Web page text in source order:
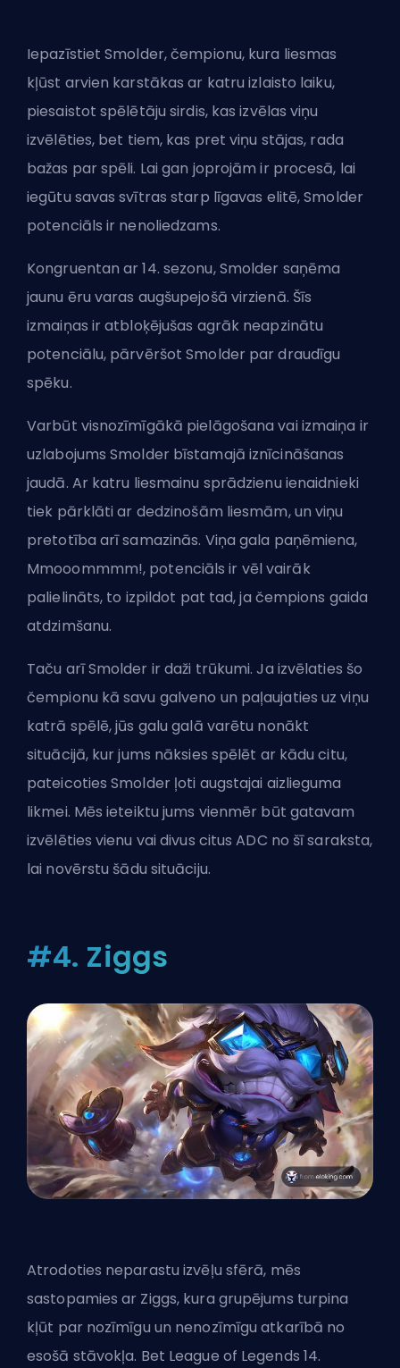
Iepazīstiet Smolder, čempionu, kura liesmas
kļūst arvien karstākas ar katru izlaisto laiku,
piesaistot spēlētāju sirdis, kas izvēlas viņu
izvēlēties, bet tiem, kas pret viņu stājas, rada
bažas par spēli. Lai gan joprojām ir procesā, lai
iegūtu savas svītras starp līgavas elitē, Smolder
potenciāls ir nenoliedzams.
Kongruentan ar 14. sezonu, Smolder saņēma
jaunu ēru varas augšupejošā virzienā. Šīs
izmaiņas ir atbloķējušas agrāk neapzinātu
potenciālu, pārvēršot Smolder par draudīgu
spēku.
Varbūt visnozīmīgākā pielāgošana vai izmaiņa ir
uzlabojums Smolder bīstamajā iznīcināšanas
jaudā. Ar katru liesmainu sprādzienu ienaidnieki
tiek pārklāti ar dedzinošām liesmām, un viņu
pretotība arī samazinās. Viņa gala paņēmiena,
Mmooommmm!, potenciāls ir vēl vairāk
palielināts, to izpildot pat tad, ja čempions gaida
atdzimšanu.
Taču arī Smolder ir daži trūkumi. Ja izvēlaties šo
čempionu kā savu galveno un paļaujaties uz viņu
katrā spēlē, jūs galu galā varētu nonākt
situācijā, kur jums nāksies spēlēt ar kādu citu,
pateicoties Smolder ļoti augstajai aizlieguma
likmei. Mēs ieteiktu jums vienmēr būt gatavam
izvēlēties vienu vai divus citus ADC no šī saraksta,
lai novērstu šādu situāciju.
#4. Ziggs
Atrodoties neparastu izvēļu sfērā, mēs
sastopamies ar Ziggs, kura grupējums turpina
kļūt par nozīmīgu un nenozīmīgu atkarībā no
esošā stāvokļa. Bet League of Legends 14.